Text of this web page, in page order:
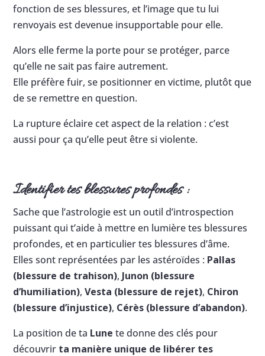
fonction de ses blessures, et l’image que tu lui
renvoyais est devenue insupportable pour elle.
Alors elle ferme la porte pour se protéger, parce
qu’elle ne sait pas faire autrement.
Elle préfère fuir, se positionner en victime, plutôt que
de se remettre en question.
La rupture éclaire cet aspect de la relation : c’est
aussi pour ça qu’elle peut être si violente.
Identifier tes blessures profondes :
Sache que l’astrologie est un outil d’introspection
puissant qui t’aide à mettre en lumière tes blessures
profondes, et en particulier tes blessures d’âme.
Elles sont représentées par les astéroïdes : Pallas
(blessure de trahison), Junon (blessure
d’humiliation),Vesta (blessure de rejet), Chiron
(blessure d’injustice), Cérès (blessure d’abandon).
La position de ta Lune te donne des clés pour
découvrir ta manière unique de libérer tes